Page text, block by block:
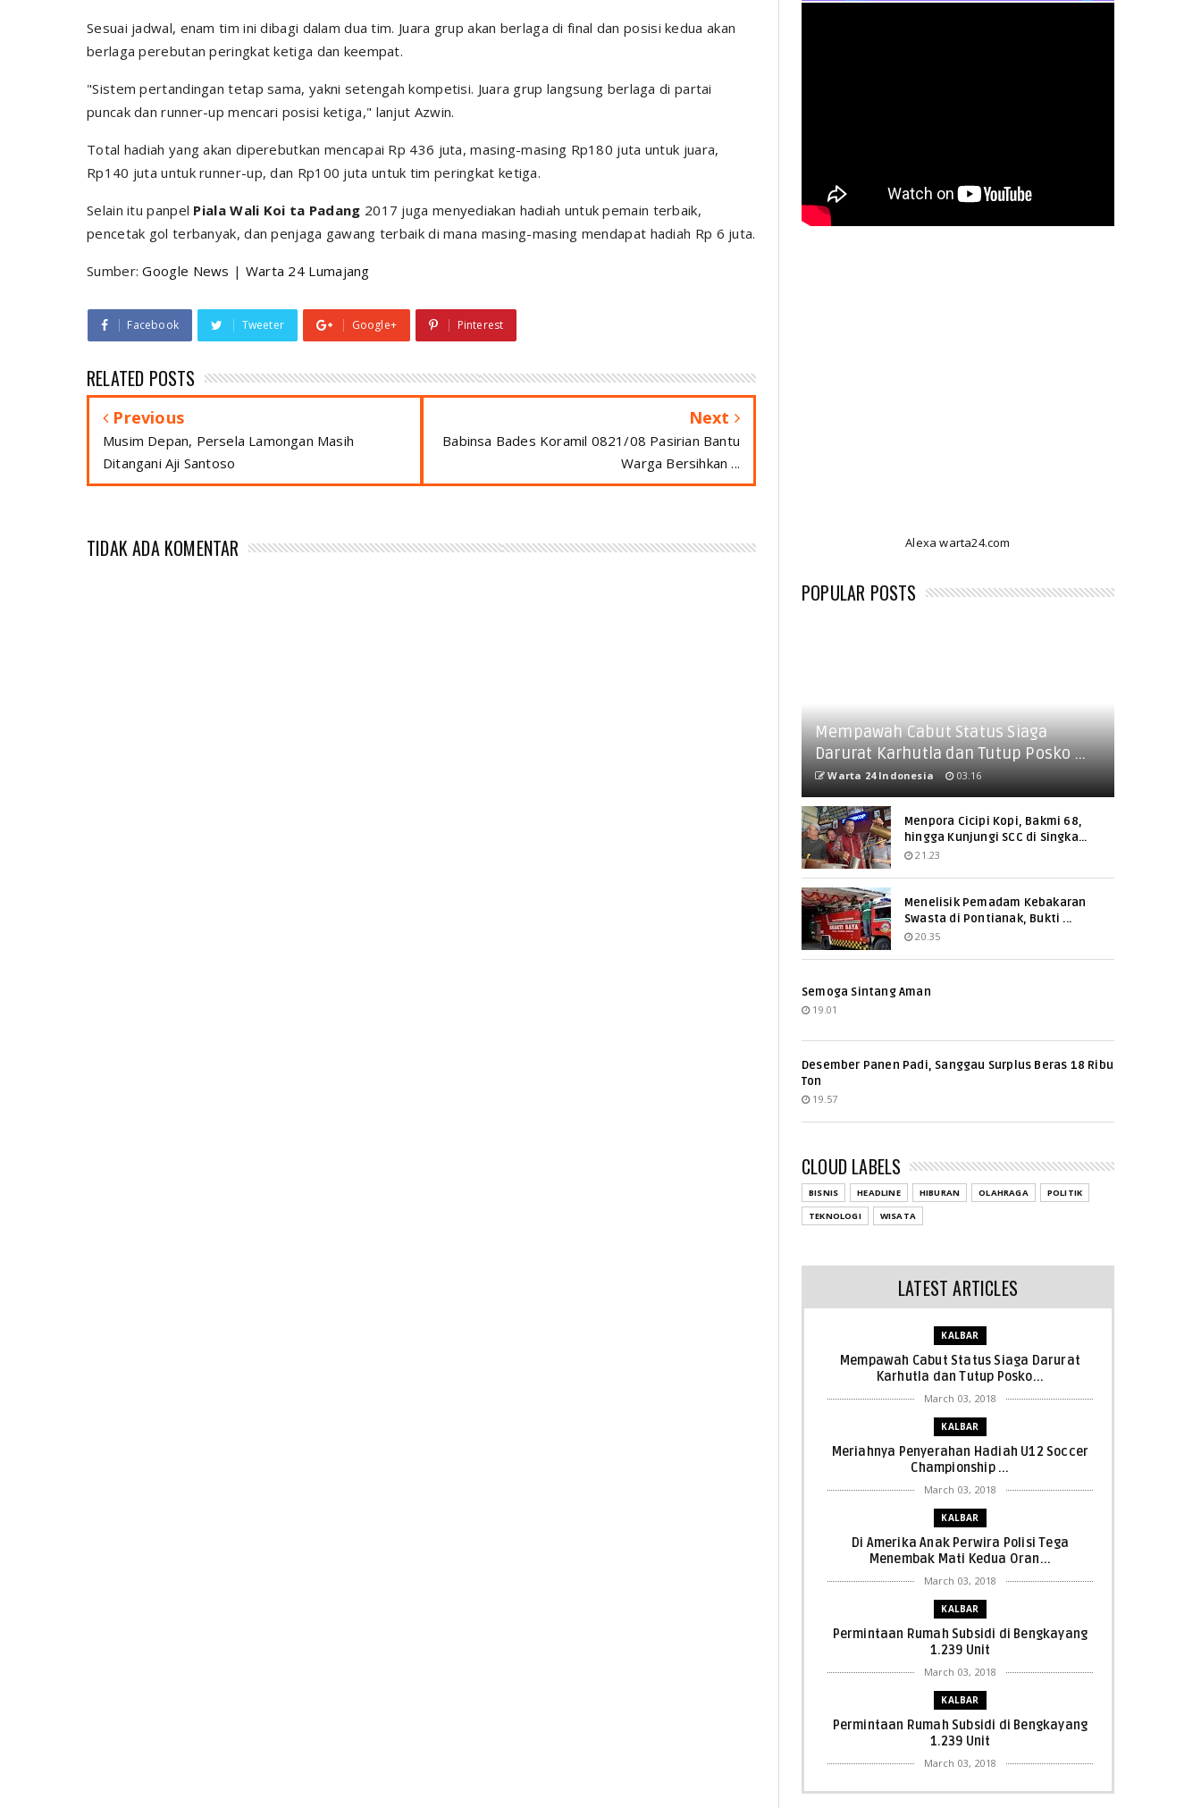
Sesuai jadwal, enam tim ini dibagi dalam dua tim. Juara grup akan berlaga di final dan posisi kedua akan
berlaga perebutan peringkat ketiga dan keempat.
"Sistem pertandingan tetap sama, yakni setengah kompetisi. Juara grup langsung berlaga di partai
puncak danrunner-up mencari posisi ketiga," lanjut Azwin.
Total hadiah yang akan diperebutkan mencapai Rp 436 juta, masing-masing Rp180 juta untuk juara,
Rp140 juta untukrunner-up, dan Rp100 juta untuk tim peringkat ketiga.
Selain itu panpel Piala Wali Koi ta Padang 2017 juga menyediakan hadiah untuk pemain terbaik,
pencetak gol terbanyak, dan penjaga gawang terbaik di mana masing-masing mendapat hadiah Rp 6 juta.
Sumber:Google News | Warta 24 Lumajang
Facebook Tweeter Google+ Pinterest
RELATED POSTS
Previous
Musim Depan, Persela Lamongan Masih
Ditangani Aji Santoso
Next
Babinsa Bades Koramil 0821/08 Pasirian Bantu
Warga Bersihkan ...
TIDAK ADA KOMENTAR Alexa warta24.com
POPULAR POSTS
Mempawah Cabut Status Siaga
Darurat Karhutla dan Tutup Posko ...
Warta 24 Indonesia 03.16
Menpora Cicipi Kopi, Bakmi 68,
hingga Kunjungi SCC di Singka...
21.23
Menelisik Pemadam Kebakaran
Swasta di Pontianak, Bukti ...
20.35
Semoga Sintang Aman
19.01
Desember Panen Padi, Sanggau Surplus Beras 18 Ribu
Ton
19.57
CLOUD LABELS
BISNIS HEADLINE HIBURAN OLAHRAGA
POLITIK
TEKNOLOGI
WISATA
LATEST ARTICLES
KALBAR
Mempawah Cabut Status Siaga Darurat
Karhutla dan Tutup Posko...
March 03, 2018
KALBAR
Meriahnya Penyerahan Hadiah U12 Soccer
Championship ...
March 03, 2018
KALBAR
Di Amerika Anak Perwira Polisi Tega
Menembak Mati Kedua Oran...
March 03, 2018
KALBAR
Permintaan Rumah Subsidi di Bengkayang
1.239 Unit
March 03, 2018
KALBAR
Permintaan Rumah Subsidi di Bengkayang
1.239 Unit
March 03, 2018
KALBAR